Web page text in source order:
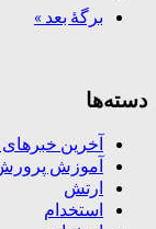
برگهٔ بعد »
دسته‌ها
آخرین
آموزش
ارتش
استخدام